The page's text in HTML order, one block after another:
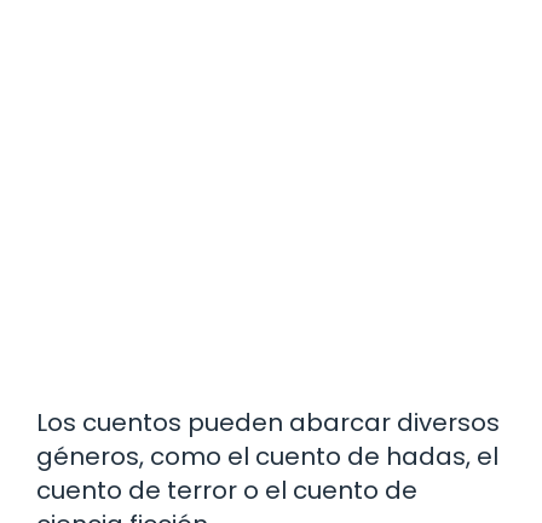
Los cuentos pueden abarcar diversos
géneros, como el cuento de hadas, el
cuento de terror o el cuento de